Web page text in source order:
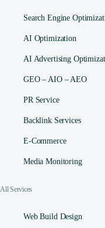
Search Engine
AI Optimization
AI Advertising
GEO – AIO – AEO
PR Service
Backlink Services
E-Commerce
Media Monitoring
All Services
Web Build Design